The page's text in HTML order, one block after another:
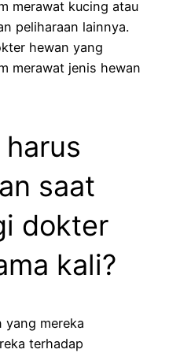
merawat kucing atau
peliharaan lainnya.
hewan yang
merawat jenis hewan
saat
dokter
kali?
yang mereka
terhadap